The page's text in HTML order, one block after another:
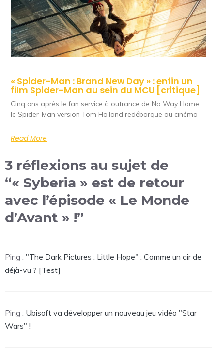
« Spider-Man : Brand New Day » : enfin un
film Spider-Man au sein du MCU [critique]
Cinq ans après le fan service à outrance de No Way Home,
le Spider-Man version Tom Holland redébarque au cinéma
Read More
3 réflexions au sujet de
“« Syberia » est de retour
avec l’épisode « Le Monde
d’Avant » !”
Ping : "The Dark Pictures : Little Hope" : Comme un air de
déjà-vu ? [Test]
Ping : Ubisoft va développer un nouveau jeu vidéo "Star
Wars" !